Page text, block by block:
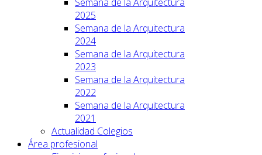
2025
Semana de la Arquitectura
2024
Semana de la Arquitectura
2023
Semana de la Arquitectura
2022
Semana de la Arquitectura
2021
Actualidad Colegios
Área profesional